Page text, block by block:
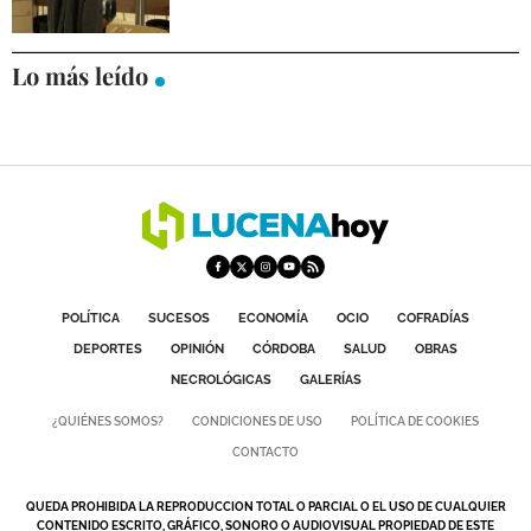
DEPORTES
COMPETICIONES
OPINIÓN
VENTANA CIUDADANA
PROVINCIA
SUBBÉTICA HOY
NECROLÓGICAS
Lo más leído
POLÍTICA SUCESOS ECONOMÍA OCIO
COFRADÍAS
DEPORTES
OPINIÓN CÓRDOBA SALUD
OBRAS
NECROLÓGICAS
GALERÍAS
¿QUIÉNES SOMOS? CONDICIONES DE USO POLÍTICA DE COOKIES
CONTACTO
QUEDA PROHIBIDA LA REPRODUCCION TOTAL O PARCIAL O EL USO DE CUALQUIER
CONTENIDO ESCRITO, GRÁFICO, SONORO O AUDIOVISUAL PROPIEDAD DE ESTE